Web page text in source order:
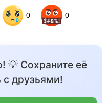
0 0
💡 Сохраните её
с друзьями!